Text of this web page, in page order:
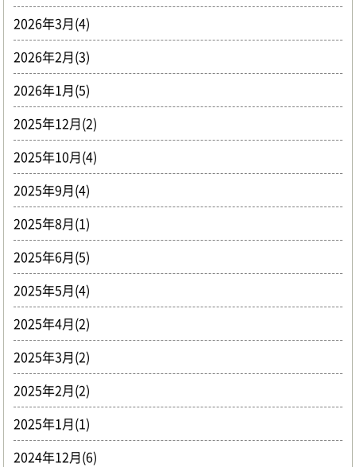
2026年3月(4)
2026年2月(3)
2026年1月(5)
2025年12月(2)
2025年10月(4)
2025年9月(4)
2025年8月(1)
2025年6月(5)
2025年5月(4)
2025年4月(2)
2025年3月(2)
2025年2月(2)
2025年1月(1)
2024年12月(6)